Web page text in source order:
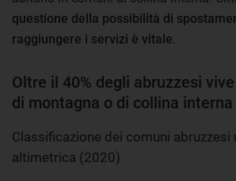
questione della possibilità di
raggiungere i servizi è vitale.
Oltre il 40% degli abruzzesi
di montagna o di collina interna
Classificazione dei comuni
altimetrica (2020)